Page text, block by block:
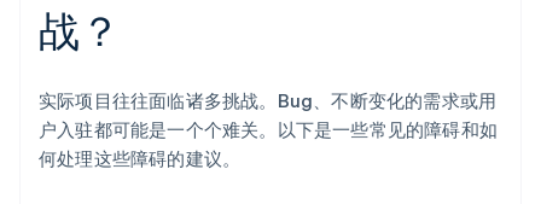
战？
实际项目往往面临诸多挑战。Bug、不断变化的需求或用
户入驻都可能是一个个难关。以下是一些常见的障碍和如
何处理这些障碍的建议。